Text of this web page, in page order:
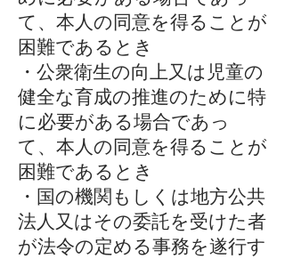
て、本人の同意を得ることが
困難であるとき
・公衆衛生の向上又は児童の
健全な育成の推進のために特
に必要がある場合であっ
て、本人の同意を得ることが
困難であるとき
・国の機関もしくは地方公共
法人又はその委託を受けた者
が法令の定める事務を遂行す